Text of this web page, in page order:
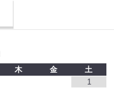
木 金
土
1